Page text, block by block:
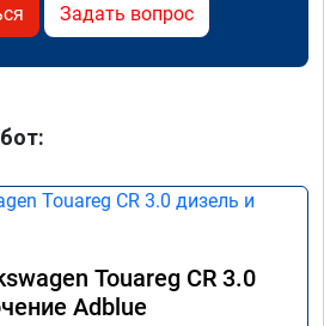
Задать вопрос
Touareg CR 3.0
Adblue